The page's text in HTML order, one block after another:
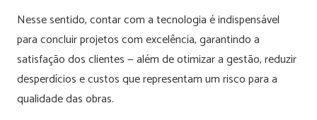
Nesse sentido, contar com a tecnologia é indispensável
para concluir projetos com excelência, garantindo a
satisfação dos clientes — além de otimizar a gestão, reduzir
desperdícios e custos que representam um risco para a
qualidade das obras.